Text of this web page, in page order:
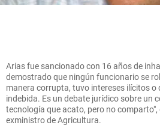
Arias fue sancionado con 16 años de
demostrado que ningún funcionario se
manera corrupta, tuvo intereses ilícitos o
indebida. Es un debate jurídico sobre un
tecnología que acato, pero no comparto",
exministro de Agricultura.